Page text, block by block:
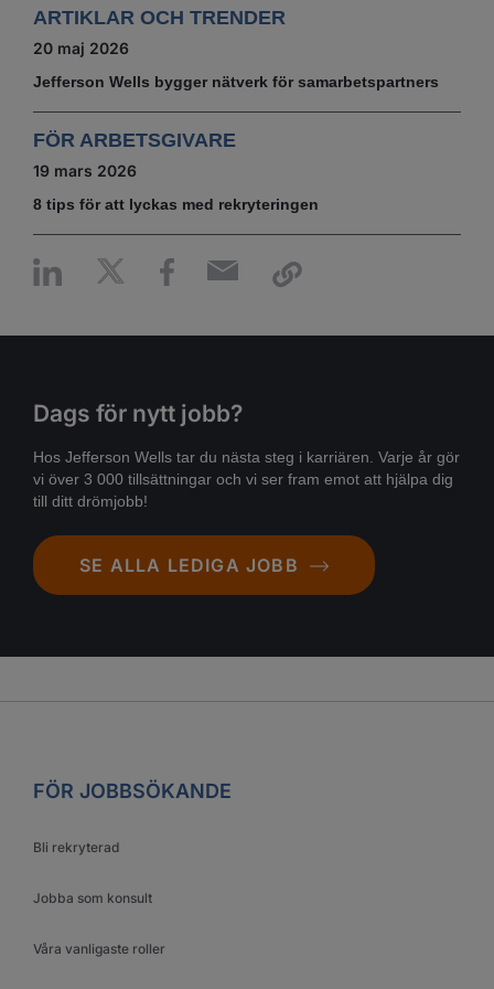
ARTIKLAR OCH TRENDER
20 maj 2026
Jefferson Wells bygger nätverk för samarbetspartners
FÖR ARBETSGIVARE
19 mars 2026
8 tips för att lyckas med rekryteringen
Dags för nytt jobb?
Hos Jefferson Wells tar du nästa steg i karriären. Varje år gör
vi över 3 000 tillsättningar och vi ser fram emot att hjälpa dig
till ditt drömjobb!
SE ALLA LEDIGA JOBB
FÖR JOBBSÖKANDE
Bli rekryterad
Jobba som konsult
Våra vanligaste roller